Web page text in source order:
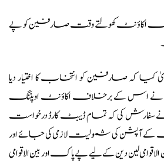
بینک اکاؤنٹ کھولتے وقت صارفین کو پے
کہ صارفین کو انتخاب کا اختیار دیا
نے اس کے برخلاف اکاؤنٹ اوپننگ
سفارش کی کہ تمام ڈیبٹ کارڈ درخواست
آپشن کی شمولیت لازمی کی جائے اور
الاقوامی لین دین کے لیے پے پاک اور بین الاقوامی